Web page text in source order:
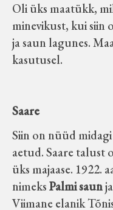
Oli üks maatükk,
minevikust, kui siin
ja saun lagunes.
kasutusel.
Saare
Siin on nüüd
aetud. Saare talust
üks majaase. 1922.
nimeksPalmi saun
Viimane elanik